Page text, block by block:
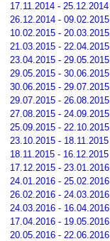
17.11.2014 - 25.12.2014
26.12.2014 - 09.02.2015
10.02.2015 - 20.03.2015
21.03.2015 - 22.04.2015
23.04.2015 - 29.05.2015
29.05.2015 - 30.06.2015
30.06.2015 - 29.07.2015
29.07.2015 - 26.08.2015
27.08.2015 - 24.09.2015
25.09.2015 - 22.10.2015
23.10.2015 - 18.11.2015
18.11.2015 - 16.12.2015
17.12.2015 - 23.01.2016
24.01.2016 - 25.02.2016
26.02.2016 - 24.03.2016
24.03.2016 - 16.04.2016
17.04.2016 - 19.05.2016
20.05.2016 - 22.06.2016